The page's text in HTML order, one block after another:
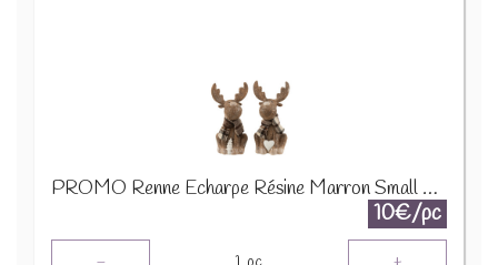
PROMO Renne Echarpe Résine Marron Small Assortiment De 2 16963 1890
10€/pc